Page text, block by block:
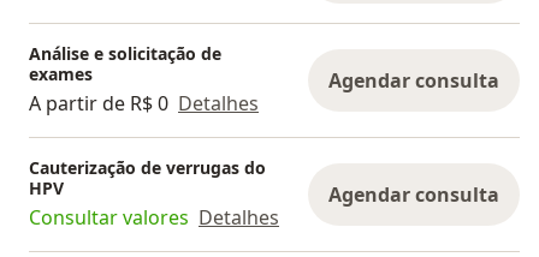
Análise e solicitação de
exames
A partir de R$ 0 Detalhes
Agendar consulta
Cauterização de verrugas do
HPV
Consultar valores Detalhes
Agendar consulta